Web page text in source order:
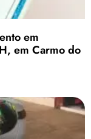
em
em Carmo do